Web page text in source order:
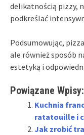
delikatnością pizzy,
podkreślać
Podsumowując,
ale również sposób
estetyką i
Powiązane Wpisy:
Kuchnia
ratatouille i
Jak zrobić